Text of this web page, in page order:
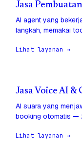
Jasa
AI agent yang
langkah, memakai
Lihat layanan →
Jasa Voice AI
AI suara yang
booking otomatis —
Lihat layanan →